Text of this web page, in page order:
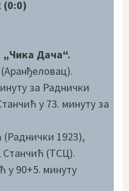
(0:0)
Дача“.
за Раднички
у 73. минуту за
(Раднички 1923),
(ТСЦ).
у 90+5. минуту